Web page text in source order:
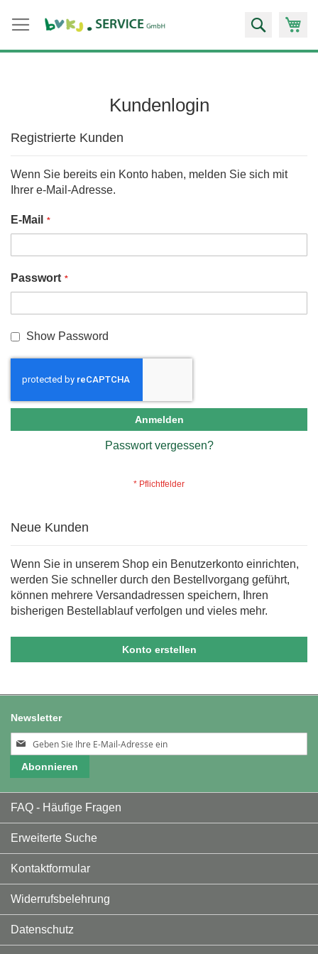
Zum
Inhalt
springen
Suche
Kundenlogin
Registrierte Kunden
Wenn Sie bereits ein Konto haben, melden Sie sich mit
Ihrer e-Mail-Adresse.
E-Mail
Passwort
Show Password
Anmelden
Passwort vergessen?
Neue Kunden
Wenn Sie in unserem Shop ein Benutzerkonto einrichten,
werden Sie schneller durch den Bestellvorgang geführt,
können mehrere Versandadressen speichern, Ihren
bisherigen Bestellablauf verfolgen und vieles mehr.
Konto erstellen
Newsletter
Melden
Sie
sich
unseren
Newsletter
an:
Abonnieren
FAQ - Häufige Fragen
Erweiterte Suche
Kontaktformular
Widerrufsbelehrung
Datenschutz